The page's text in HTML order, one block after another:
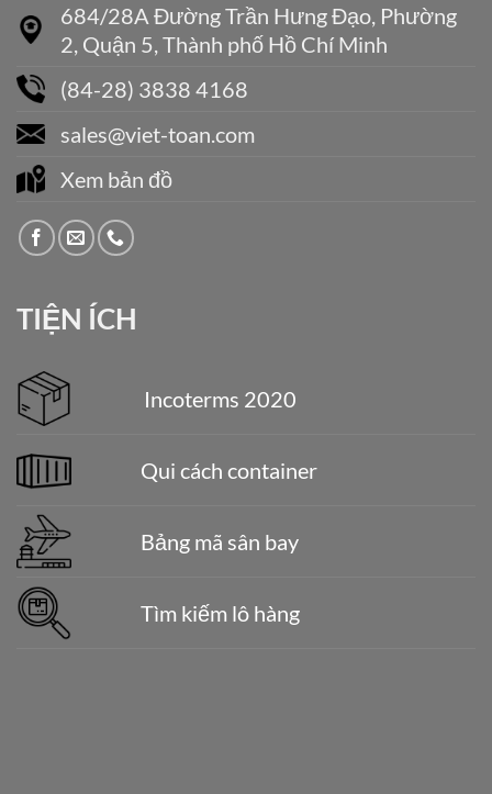
684/28A Đường Trần Hưng Đạo, Phường
2, Quận 5, Thành phố Hồ Chí Minh
(84-28) 3838 4168
sales@viet-toan.com
Xem bản đồ
TIỆN ÍCH
Incoterms 2020
Qui cách container
Bảng mã sân bay
Tìm kiếm lô hàng